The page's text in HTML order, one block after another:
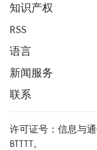
知识产权
RSS
语言
新闻服务
联系
许可证号：信息与通
BTTTT。